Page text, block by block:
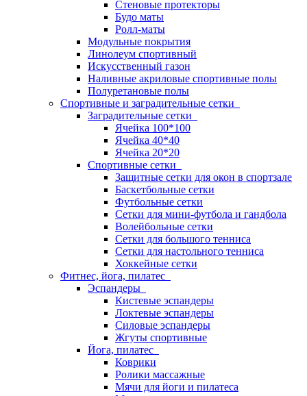
Стеновые протекторы
Будо маты
Ролл-маты
Модульные покрытия
Линолеум спортивный
Искусственный газон
Наливные акриловые спортивные полы
Полуретановые полы
Спортивные и заградительные сетки
Заградительные сетки
Ячейка 100*100
Ячейка 40*40
Ячейка 20*20
Спортивные сетки
Защитные сетки для окон в спортзале
Баскетбольные сетки
Футбольные сетки
Сетки для мини-футбола и гандбола
Волейбольные сетки
Сетки для большого тенниса
Сетки для настольного тенниса
Хоккейные сетки
Фитнес, йога, пилатес
Эспандеры
Кистевые эспандеры
Локтевые эспандеры
Силовые эспандеры
Жгуты спортивные
Йога, пилатес
Коврики
Ролики массажные
Мячи для йоги и пилатеса